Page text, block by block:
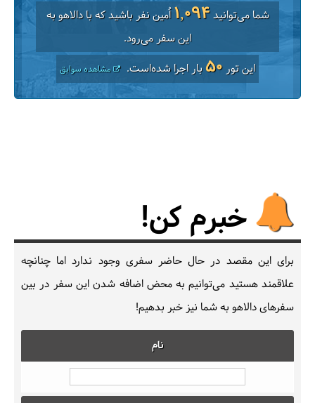
شما می‌توانید1,094اُمین نفر باشید که با دالاهو به
این سفر می‌رود.
این تور50بار اجرا شده‌است. مشاهده سوابق
خبرم کن!
برای این مقصد در حال حاضر سفری وجود ندارد اما چنانچه
علاقمند هستید می‌توانیم به محض اضافه شدن این سفر در بین
سفرهای دالاهو به شما نیز خبر بدهیم!
نام